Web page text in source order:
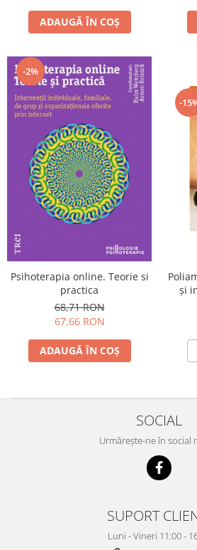
ADAUGĂ ÎN COȘ
-2%
Psihoterapia online. Teorie si
practica
68,71 RON
67,66 RON
ADAUGĂ ÎN COȘ
-
și
SOCIAL
Urmărește-ne în social
SUPORT
Luni - Vineri 11:00 -